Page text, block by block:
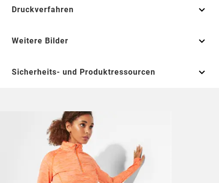
Druckverfahren
Weitere Bilder
Sicherheits- und Produktressourcen